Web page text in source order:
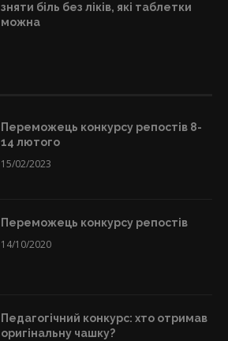
зняти біль без ліків, які таблетки
можна
Переможець конкурсу репостів 8-
14 лютого
15/02/2023
Переможець конкурсу репостів
14/10/2020
Педагогічний конкурс: хто отримав
оригінальну чашку?